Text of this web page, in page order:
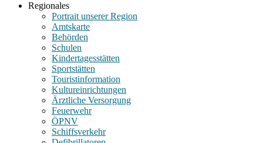
Regionales
Portrait unserer Region
Amtskarte
Behörden
Schulen
Kindertagesstätten
Sportstätten
Touristinformation
Kultureinrichtungen
Ärztliche Versorgung
Feuerwehr
ÖPNV
Schiffsverkehr